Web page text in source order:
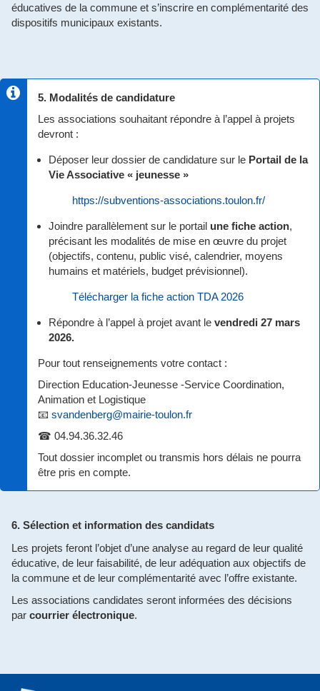
éducatives de la commune et s’inscrire en complémentarité des
dispositifs municipaux existants.
5. Modalités de candidature
Les associations souhaitant répondre à l’appel à projets
devront :
Déposer leur dossier de candidature sur le Portail de la
Vie Associative « jeunesse »
https://subventions-associations.toulon.fr/
Joindre parallèlement sur le portail une fiche action,
précisant les modalités de mise en œuvre du projet
(objectifs, contenu, public visé, calendrier, moyens
humains et matériels, budget prévisionnel).
Télécharger la fiche action TDA 2026
Répondre à l’appel à projet avant le vendredi 27 mars
2026.
Pour tout renseignements votre contact :
Direction Education-Jeunesse -Service Coordination,
Animation et Logistique
📧 svandenberg@mairie-toulon.fr
☎ 04.94.36.32.46
Tout dossier incomplet ou transmis hors délais ne pourra
être pris en compte.
6. Sélection et information des candidats
Les projets feront l’objet d’une analyse au regard de leur qualité
éducative, de leur faisabilité, de leur adéquation aux objectifs de
la commune et de leur complémentarité avec l’offre existante.
Les associations candidates seront informées des décisions
par courrier électronique.